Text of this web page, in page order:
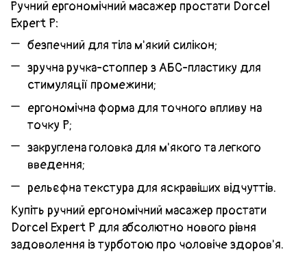
Ручний ергономічний масажер простати Dorcel
Expert P:
безпечний для тіла м'який силікон;
зручна ручка-стоппер з АБС-пластику для
стимуляції промежини;
ергономічна форма для точного впливу на
точку P;
закруглена головка для м'якого та легкого
введення;
рельєфна текстура для яскравіших відчуттів.
Купіть ручний ергономічний масажер простати
Dorcel Expert P для абсолютно нового рівня
задоволення із турботою про чоловіче здоров'я.